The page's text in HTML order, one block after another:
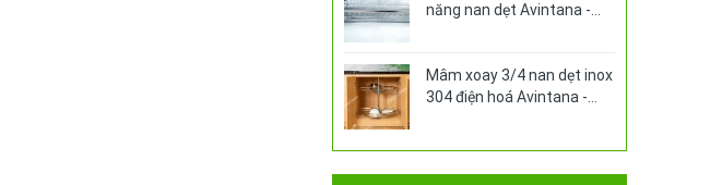
năng nan dẹt Avintana -
Mâm xoay 3/4 nan dẹt inox
304 điện hoá Avintana -